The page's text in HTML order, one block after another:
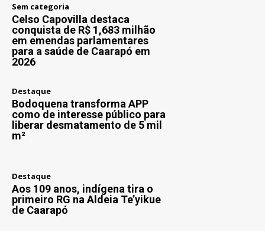
Sem categoria
Celso Capovilla destaca
conquista de R$ 1,683 milhão
em emendas parlamentares
para a saúde de Caarapó em
2026
Destaque
Bodoquena transforma APP
como de interesse público para
liberar desmatamento de 5 mil
m²
Destaque
Aos 109 anos, indígena tira o
primeiro RG na Aldeia Te’yikue
de Caarapó